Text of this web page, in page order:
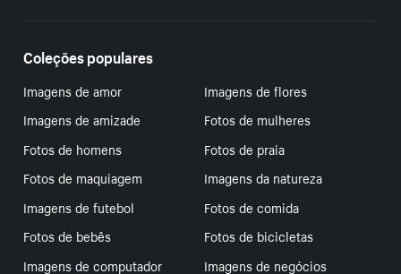
Coleções populares
Imagens de amor
Imagens de flores
Imagens de amizade
Fotos de mulheres
Fotos de homens
Fotos de praia
Fotos de maquiagem
Imagens da natureza
Imagens de futebol
Fotos de comida
Fotos de bebês
Fotos de bicicletas
Imagens de computador
Imagens de negócios